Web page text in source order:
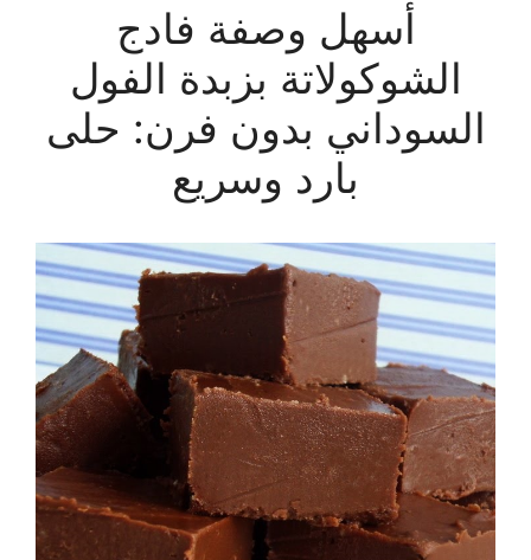
أسهل وصفة فادج
الشوكولاتة بزبدة الفول
السوداني بدون فرن: حلى
بارد وسريع